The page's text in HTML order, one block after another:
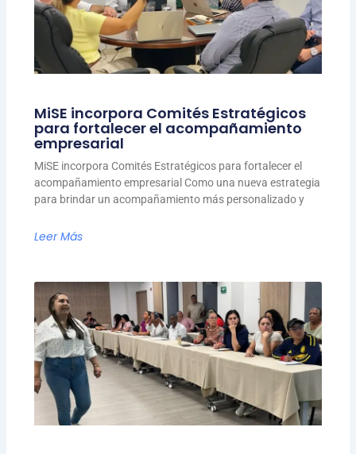
MiSE incorpora Comités Estratégicos
para fortalecer el acompañamiento
empresarial
MiSE incorpora Comités Estratégicos para fortalecer el
acompañamiento empresarial Como una nueva estrategia
para brindar un acompañamiento más personalizado y
Leer Más